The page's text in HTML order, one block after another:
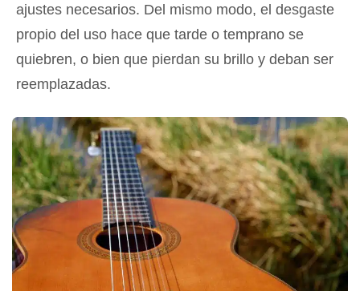
ajustes necesarios. Del mismo modo, el desgaste
propio del uso hace que tarde o temprano se
quiebren, o bien que pierdan su brillo y deban ser
reemplazadas.